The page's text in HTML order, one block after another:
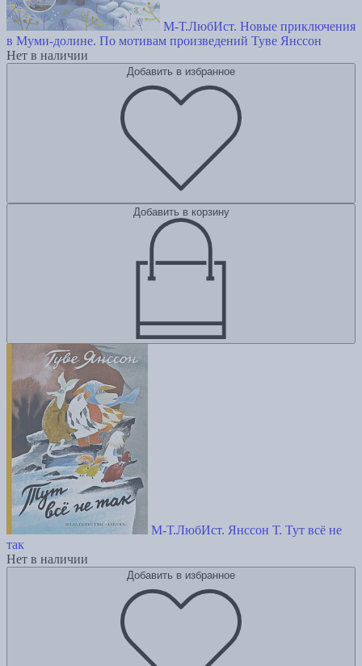
М-Т.ЛюбИст. Новые приключения
в Муми-долине. По мотивам произведений Туве Янссон
Нет в наличии
Добавить в избранное
Добавить в корзину
М-Т.ЛюбИст. Янссон Т. Тут всё не
так
Нет в наличии
Добавить в избранное